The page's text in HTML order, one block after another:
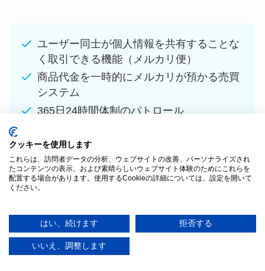
ユーザー同士が個人情報を共有することな
く取引できる機能（メルカリ便）
商品代金を一時的にメルカリが預かる売買
システム
365日24時間体制のパトロール
捜査機関や官公庁との連携
マッチングビジネスを成功に導く5つのコ
クッキーを使用します
これらは、訪問者データの分析、ウェブサイトの改善、パーソナライズされ
たコンテンツの表示、および素晴らしいウェブサイト体験のためにこれらを
配置する場合があります。使用するCookieの詳細については、設定を開いて
ください。
はい、続けます 拒否する
いいえ、調整します